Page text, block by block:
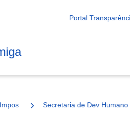
Portal
Municipais
Secretaria de Dev Humano